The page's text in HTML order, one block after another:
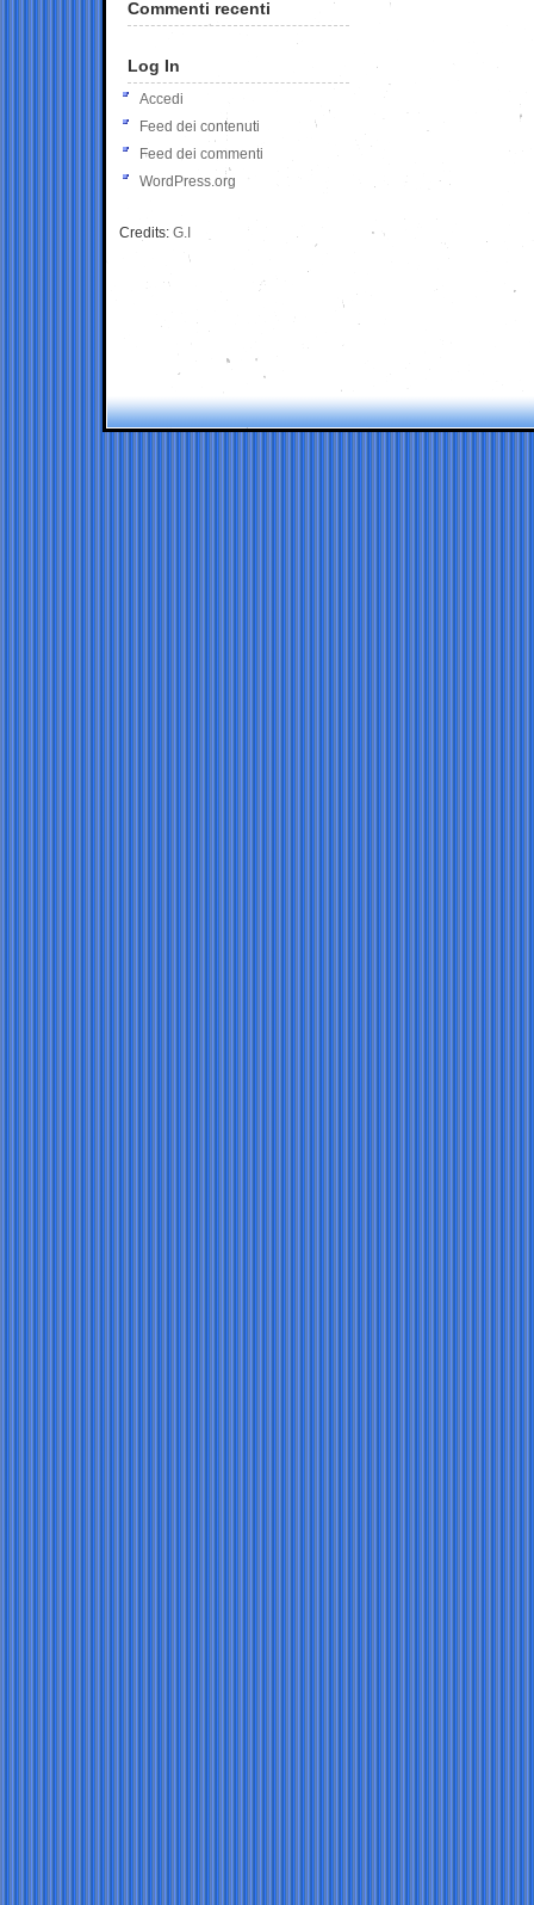
Commenti recenti
Log In
Accedi
Feed dei contenuti
Feed dei commenti
WordPress.org
Credits: G.I